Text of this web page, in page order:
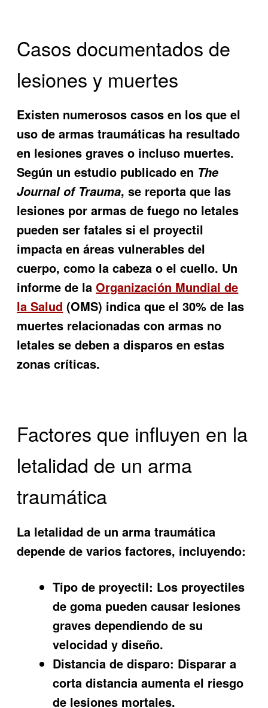
Casos documentados de
lesiones y muertes
Existen numerosos casos en los que el
uso de armas traumáticas ha resultado
en lesiones graves o incluso muertes.
Según un estudio publicado en The
Journal of Trauma, se reporta que las
lesiones por armas de fuego no letales
pueden ser fatales si el proyectil
impacta en áreas vulnerables del
cuerpo, como la cabeza o el cuello. Un
informe de laOrganización Mundial de
la Salud (OMS) indica que el 30% de las
muertes relacionadas con armas no
letales se deben a disparos en estas
zonas críticas.
Factores que influyen en la
letalidad de un arma
traumática
La letalidad de un arma traumática
depende de varios factores, incluyendo:
Tipo de proyectil: Los proyectiles
de goma pueden causar lesiones
graves dependiendo de su
velocidad y diseño.
Distancia de disparo: Disparar a
corta distancia aumenta el riesgo
de lesiones mortales.